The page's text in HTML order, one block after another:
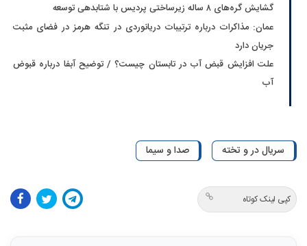
گشایش گره‌های ۸ ساله زیرساختی پردیس با شتابدهی توسعه
عمان: مذاکرات درباره ترتیبات دریانوردی در تنگه هرمز در فضای مثبت
جریان دارد
علت افزایش قبض آب در تابستان چیست؟ / توضیح آبفا درباره قبوض
آب
سریال در و تخته صدا و سیما
کپی لینک کوتاه